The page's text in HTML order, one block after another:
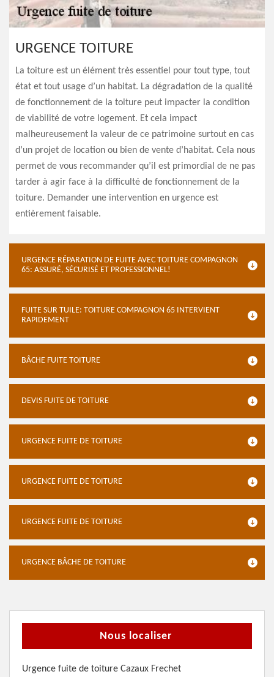
URGENCE TOITURE
La toiture est un élément très essentiel pour tout type, tout
état et tout usage d’un habitat. La dégradation de la qualité
de fonctionnement de la toiture peut impacter la condition
de viabilité de votre logement. Et cela impact
malheureusement la valeur de ce patrimoine surtout en cas
d’un projet de location ou bien de vente d’habitat. Cela nous
permet de vous recommander qu’il est primordial de ne pas
tarder à agir face à la difficulté de fonctionnement de la
toiture. Demander une intervention en urgence est
entièrement faisable.
URGENCE RÉPARATION DE FUITE AVEC TOITURE COMPAGNON
65: ASSURÉ, SÉCURISÉ ET PROFESSIONNEL!
FUITE SUR TUILE: TOITURE COMPAGNON 65 INTERVIENT
RAPIDEMENT
BÂCHE FUITE TOITURE
DEVIS FUITE DE TOITURE
URGENCE FUITE DE TOITURE
URGENCE FUITE DE TOITURE
URGENCE FUITE DE TOITURE
URGENCE BÂCHE DE TOITURE
Nous localiser
Urgence fuite de toiture Cazaux Frechet